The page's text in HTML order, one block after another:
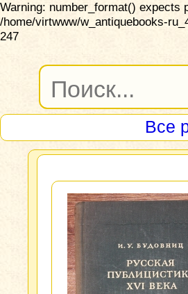
Warning: number_format() expects
/home/virtwww/w_antiquebooks-
247
Все